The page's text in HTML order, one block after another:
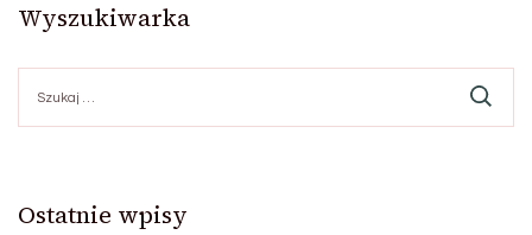
Wyszukiwarka
Ostatnie wpisy